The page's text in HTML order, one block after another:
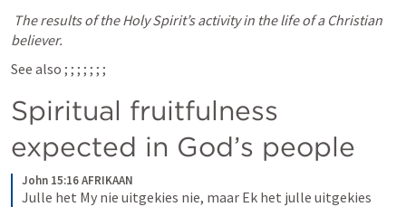
The results of the Holy Spirit’s activity in the life of a Christian
believer.
See also ; ; ; ; ; ; ;
Spiritual fruitfulness
expected in God’s people
John 15:16 AFRIKAAN
Julle het My nie uitgekies nie, maar Ek het julle uitgekies